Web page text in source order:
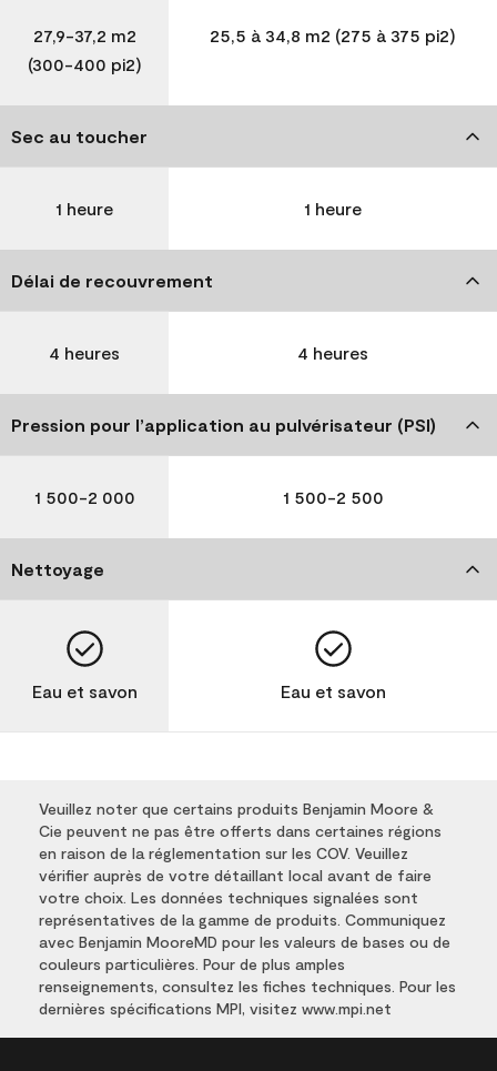
27,9-37,2 m2
(300-400 pi2)
25,5 à 34,8 m2 (275 à 375 pi2)
Sec au toucher
1 heure 1 heure
Délai de recouvrement
4 heures 4 heures
Pression pour l’application au pulvérisateur (PSI)
1 500-2 000 1 500-2 500
Nettoyage
Eau et savon Eau et savon
Veuillez noter que certains produits Benjamin Moore &
Cie peuvent ne pas être offerts dans certaines régions
en raison de la réglementation sur les COV. Veuillez
vérifier auprès de votre détaillant local avant de faire
votre choix. Les données techniques signalées sont
représentatives de la gamme de produits. Communiquez
avec Benjamin MooreMD pour les valeurs de bases ou de
couleurs particulières. Pour de plus amples
renseignements, consultez les fiches techniques. Pour les
dernières spécifications MPI, visitez www.mpi.net